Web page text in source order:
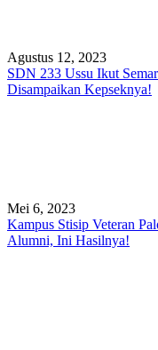
Agustus 12, 2023
SDN 233 Ussu Ikut
Disampaikan Kepseknya!
Mei 6, 2023
Kampus Stisip Veteran
Alumni, Ini Hasilnya!